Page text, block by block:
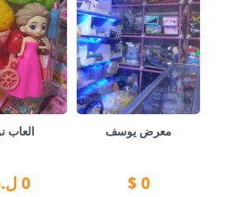
معرض يوسف
0
$
العاب
0